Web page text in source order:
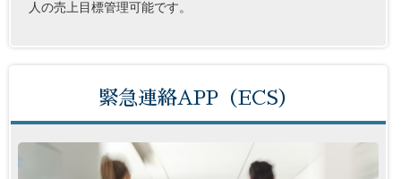
人の売上目標管理可能です。
緊急連絡APP（ECS）